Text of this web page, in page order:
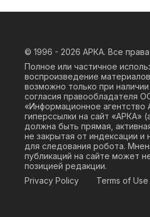
© 1996 - 2026 АРКА. Все
Полное или частичное
воспроизведение
возможно только при
согласия правообладателя
«Информационное агентство
гиперссылки на сайт «АРКА» (
должна быть прямая,
не закрытая от индексации и
для следования робота.
публикаций на сайте может
позицией редакции.
Privacy Policy
Terms of Use